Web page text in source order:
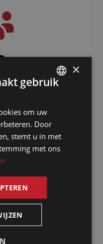
+
over de hele
Waarom kiezen
voor een tolk
FRENCH
×
gebruik
om uw
Door
stemt u in met
met ons